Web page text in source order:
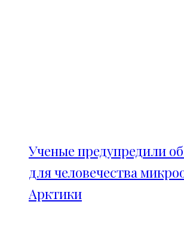
Ученые предупредили
для человечества
Арктики